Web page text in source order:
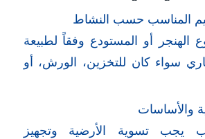
المناسب حسب النشاط
الهنجر أو المستودع وفقاً لطبيعة
سواء كان للتخزين، الورش، أو
والأساسات
يجب تسوية الأرضية وتجهيز